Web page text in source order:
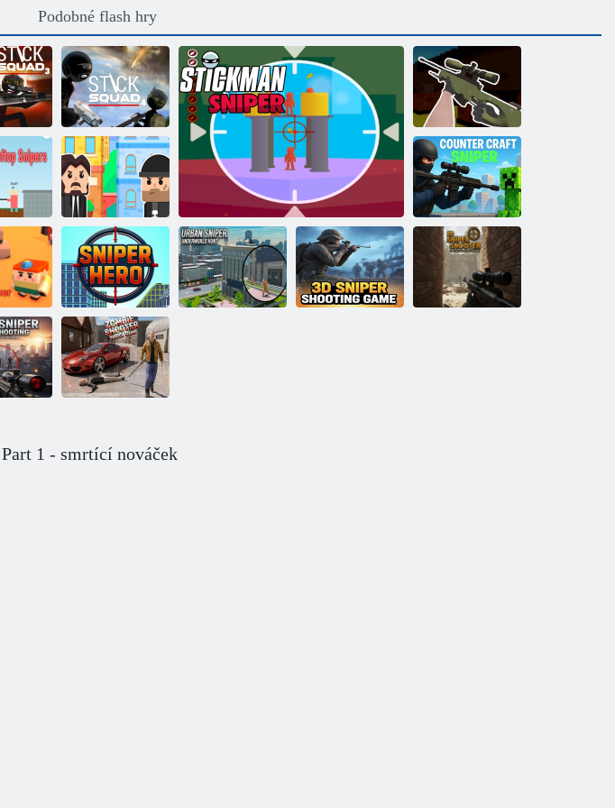
Podobné flash hry
3
Bounty Hunters:
Stick Squad 4
Counter Strike:
Sniper Team
střeše
Mister Bullet:
Špionážní
hádanka
Protiletadlový
odstřelovač
staňte
Sniper hrdina
pro
Hra Zombie
Shooter Sniper
1 - smrtící nováček